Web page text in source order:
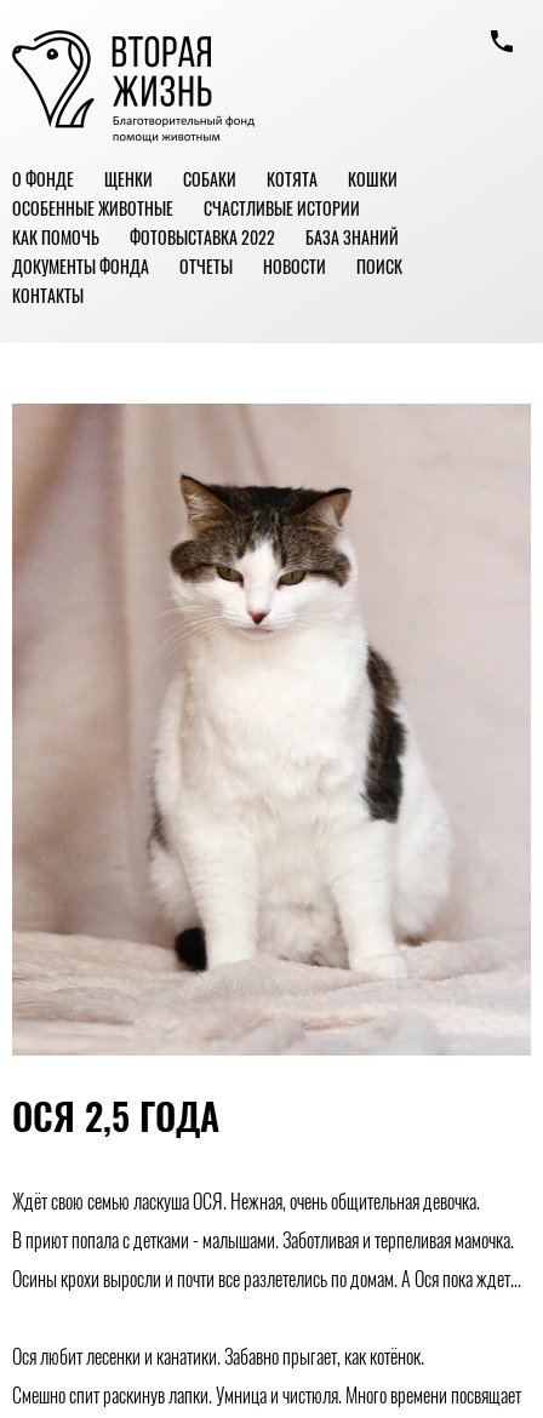
О ФОНДЕ ЩЕНКИ СОБАКИ КОТЯТА
КОШКИ
ОСОБЕННЫЕ ЖИВОТНЫЕ
СЧАСТЛИВЫЕ ИСТОРИИ
КАК ПОМОЧЬ
ФОТОВЫСТАВКА 2022
БАЗА ЗНАНИЙ
ДОКУМЕНТЫ ФОНДА
ОТЧЕТЫ НОВОСТИ
ПОИСК
КОНТАКТЫ
ОСЯ 2,5 ГОДА
Ждёт свою семью ласкуша ОСЯ. Нежная, очень общительная девочка.
В приют попала с детками - малышами. Заботливая и терпеливая мамочка.
Осины крохи выросли и почти все разлетелись по домам. А Ося пока ждет...
Ося любит лесенки и канатики. Забавно прыгает, как котёнок.
Смешно спит раскинув лапки. Умница и чистюля. Много времени посвящает